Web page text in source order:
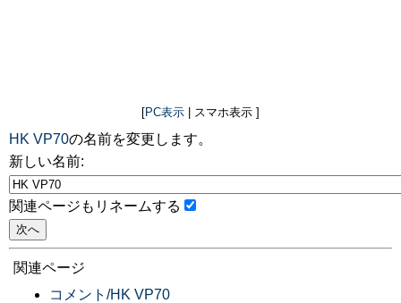
[PC表示 | スマホ表示 ]
HK VP70の名前を変更します。
新しい名前:
関連ページもリネームする
関連ページ
コメント/HK VP70